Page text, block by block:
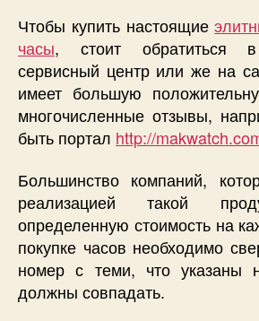
Чтобы купить настоящие
часы, стоит обратиться
сервисный центр или же на
имеет большую
многочисленные отзывы,
быть портал http://
Большинство компаний,
реализацией такой
определенную стоимость на
покупке часов необходимо
номер с теми, что указаны
должны совпадать.